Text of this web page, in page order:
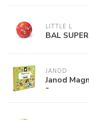
LITTLE L
BAL
JANOD
Janod
-